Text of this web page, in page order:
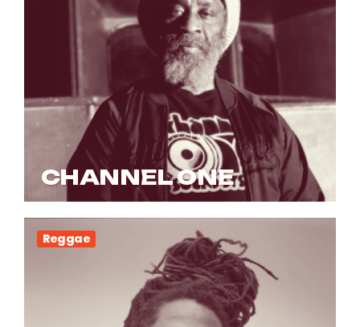
CHANNEL ONE
Reggae